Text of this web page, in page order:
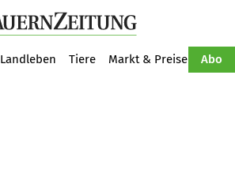
Landleben Tiere Markt & Preise Abo